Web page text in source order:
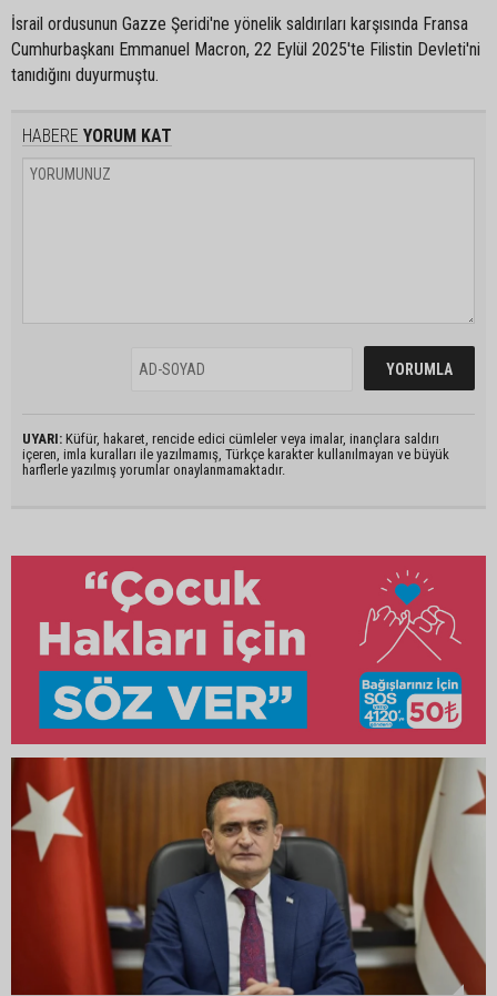
İsrail ordusunun Gazze Şeridi'ne yönelik saldırıları karşısında Fransa
Cumhurbaşkanı Emmanuel Macron, 22 Eylül 2025'te Filistin Devleti'ni
tanıdığını duyurmuştu.
HABERE YORUM KAT
UYARI: Küfür, hakaret, rencide edici cümleler veya imalar, inançlara saldırı
içeren, imla kuralları ile yazılmamış, Türkçe karakter kullanılmayan ve büyük
harflerle yazılmış yorumlar onaylanmamaktadır.